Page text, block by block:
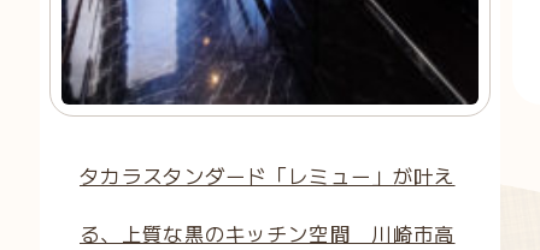
タカラスタンダード「レミュー」が叶え
る、上質な黒のキッチン空間 川崎市高